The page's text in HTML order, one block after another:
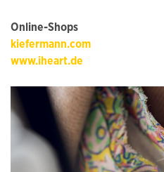
Online-Shops
kiefermann.com
www.iheart.de